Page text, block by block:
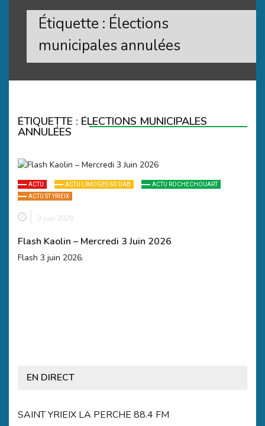
Étiquette : Élections
municipales annulées
ÉTIQUETTE : ÉLECTIONS MUNICIPALES
ANNULÉES
ACTU ACTU LIMOGES 6D DAB
ACTU ROCHECHOUART
ACTU ST YRIEIX
3 juin 2026
Flash Kaolin – Mercredi 3 Juin 2026
Flash 3 juin 2026.
EN DIRECT
SAINT YRIEIX LA PERCHE 88.4 FM